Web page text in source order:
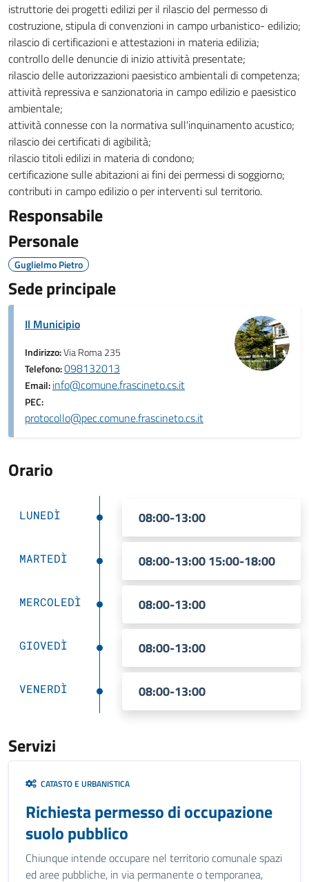
istruttorie dei progetti edilizi per il rilascio del permesso di
costruzione, stipula di convenzioni in campo urbanistico- edilizio;
rilascio di certificazioni e attestazioni in materia edilizia;
controllo delle denuncie di inizio attività presentate;
rilascio delle autorizzazioni paesistico ambientali di competenza;
attività repressiva e sanzionatoria in campo edilizio e paesistico
ambientale;
attività connesse con la normativa sull'inquinamento acustico;
rilascio dei certificati di agibilità;
rilascio titoli edilizi in materia di condono;
certificazione sulle abitazioni ai fini dei permessi di soggiorno;
contributi in campo edilizio o per interventi sul territorio.
Responsabile
Personale
Guglielmo Pietro
Sede principale
Il Municipio
Indirizzo:Via Roma 235
Telefono:098132013
Email:info@comune.frascineto.cs.it
PEC:
protocollo@pec.comune.frascineto.cs.it
Orario
LUNEDÌ 08:00-13:00
MARTEDÌ 08:00-13:00 15:00-18:00
MERCOLEDÌ 08:00-13:00
GIOVEDÌ 08:00-13:00
VENERDÌ 08:00-13:00
Servizi
CATASTO E URBANISTICA
Richiesta permesso di occupazione
suolo pubblico
Chiunque intende occupare nel territorio comunale spazi
ed aree pubbliche, in via permanente o temporanea,